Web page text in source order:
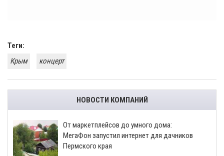
Теги:
Крым
концерт
НОВОСТИ КОМПАНИЙ
От маркетплейсов до умного дома:
МегаФон запустил интернет для дачников
Пермского края